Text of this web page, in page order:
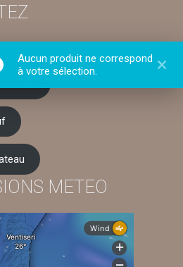
Aucun produit ne correspond
à votre sélection.
METEO